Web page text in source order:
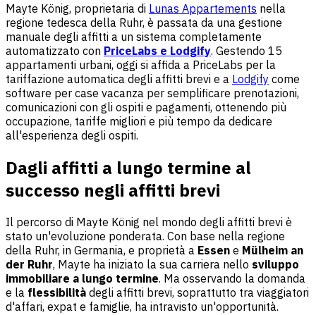
Mayte König, proprietaria di Lunas Appartements nella
regione tedesca della Ruhr, è passata da una gestione
manuale degli affitti a un sistema completamente
automatizzato con PriceLabs e Lodgify. Gestendo 15
appartamenti urbani, oggi si affida a PriceLabs per la
tariffazione automatica degli affitti brevi e a Lodgify come
software per case vacanza per semplificare prenotazioni,
comunicazioni con gli ospiti e pagamenti, ottenendo più
occupazione, tariffe migliori e più tempo da dedicare
all'esperienza degli ospiti.
Dagli affitti a lungo termine al
successo negli affitti brevi
Il percorso di Mayte König nel mondo degli affitti brevi è
stato un'evoluzione ponderata. Con base nella regione
della Ruhr, in Germania, e proprietà a Essen e Mülheim an
der Ruhr, Mayte ha iniziato la sua carriera nello sviluppo
immobiliare a lungo termine. Ma osservando la domanda
e la flessibilità degli affitti brevi, soprattutto tra viaggiatori
d'affari, expat e famiglie, ha intravisto un'opportunità.